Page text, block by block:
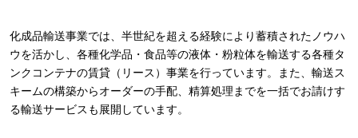
化成品輸送事業では、半世紀を超える経験により蓄積されたノウハ
ウを活かし、各種化学品・食品等の液体・粉粒体を輸送する各種タ
ンクコンテナの賃貸（リース）事業を行っています。また、輸送ス
キームの構築からオーダーの手配、精算処理までを一括でお請けす
る輸送サービスも展開しています。